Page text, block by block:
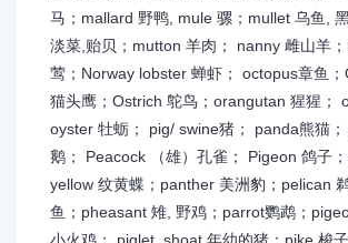
马；mallard 野鸭, mule 骡；mullet 乌鱼,
淡菜,贻贝；mutton 羊肉； nanny 雌山羊
莺；Norway lobster 蝉虾； octopus章鱼
猫头鹰；Ostrich 鸵鸟；orangutan 猩猩；
oyster 牡蛎； pig/ swine猪； panda熊猫
鹅； Peacock （雄）孔雀； Pigeon 鸽子
yellow 纹黄蝶；panther 美洲豹；pelican
鱼；pheasant 雉, 野鸡；parrot鹦鹉；